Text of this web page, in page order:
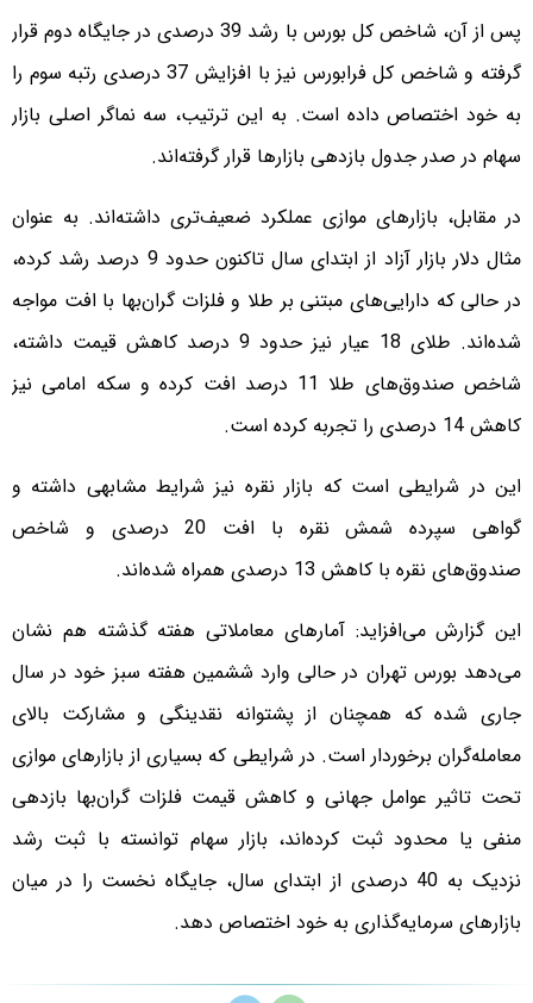
پس از آن، شاخص کل بورس با رشد 39 درصدی در جایگاه دوم قرار
گرفته و شاخص کل فرابورس نیز با افزایش 37 درصدی رتبه سوم را
به خود اختصاص داده است. به این ترتیب، سه نماگر اصلی بازار
سهام در صدر جدول بازدهی بازارها قرار گرفته‌اند.
در مقابل، بازارهای موازی عملکرد ضعیف‌تری داشته‌اند. به عنوان
مثال دلار بازار آزاد از ابتدای سال تاکنون حدود 9 درصد رشد کرده،
در حالی که دارایی‌های مبتنی بر طلا و فلزات گران‌بها با افت مواجه
شده‌اند. طلای 18 عیار نیز حدود 9 درصد کاهش قیمت داشته،
شاخص صندوق‌های طلا 11 درصد افت کرده و سکه امامی نیز
کاهش 14 درصدی را تجربه کرده است.
این در شرایطی است که بازار نقره نیز شرایط مشابهی داشته و
گواهی سپرده شمش نقره با افت 20 درصدی و شاخص
صندوق‌های نقره با کاهش 13 درصدی همراه شده‌اند.
این گزارش می‌افزاید: آمارهای معاملاتی هفته گذشته هم نشان
می‌دهد بورس تهران در حالی وارد ششمین هفته سبز خود در سال
جاری شده که همچنان از پشتوانه نقدینگی و مشارکت بالای
معامله‌گران برخوردار است. در شرایطی که بسیاری از بازارهای موازی
تحت تاثیر عوامل جهانی و کاهش قیمت فلزات گران‌بها بازدهی
منفی یا محدود ثبت کرده‌اند، بازار سهام توانسته با ثبت رشد
نزدیک به 40 درصدی از ابتدای سال، جایگاه نخست را در میان
بازارهای سرمایه‌گذاری به خود اختصاص دهد.